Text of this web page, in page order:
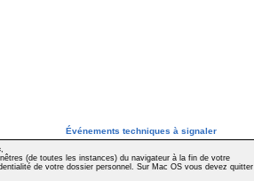
Événements techniques à signaler
,
(de toutes les instances) du navigateur à la fin de votre
de votre dossier personnel. Sur Mac OS vous devez quitter